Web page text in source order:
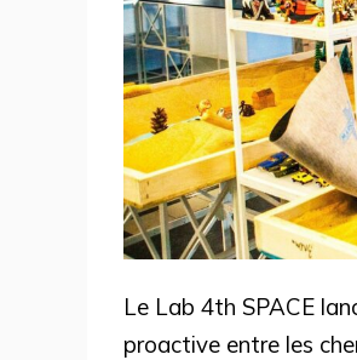
Le Lab 4th SPACE
proactive entre les